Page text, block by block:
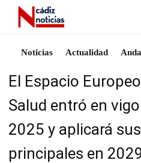
Noticias Actualidad
El Espacio
Salud entró en
2025 y aplicará
principales en